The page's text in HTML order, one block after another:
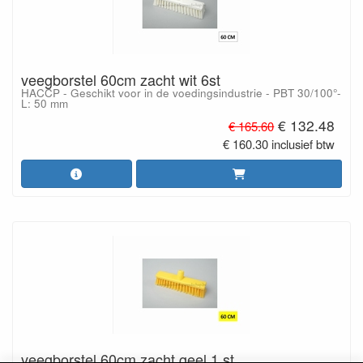
veegborstel 60cm zacht wit 6st
HACCP - Geschikt voor in de voedingsindustrie - PBT 30/100°-
L: 50 mm
€ 165.60 € 132.48
€ 160.30 inclusief btw